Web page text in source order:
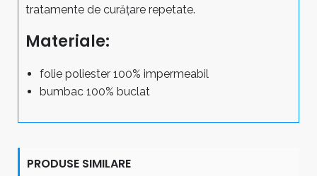
tratamente de curățare repetate.
Materiale:
folie poliester 100% impermeabil
bumbac 100% buclat
PRODUSE SIMILARE